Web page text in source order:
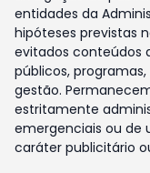
entidades da
hipóteses previstas
evitados conteúdos
públicos,
gestão.
estritamente
emergenciais ou de
caráter publicitário